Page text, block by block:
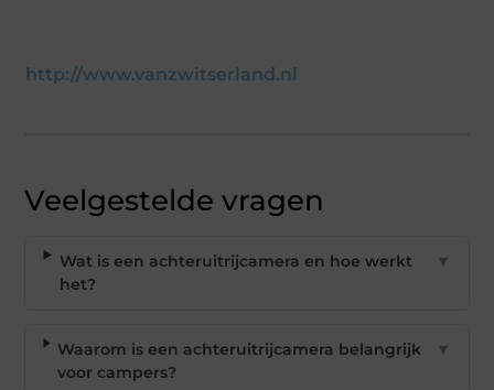
http://www.vanzwitserland.nl
Veelgestelde vragen
Wat is een achteruitrijcamera en hoe werkt
het?
▼
Waarom is een achteruitrijcamera belangrijk
voor campers?
▼